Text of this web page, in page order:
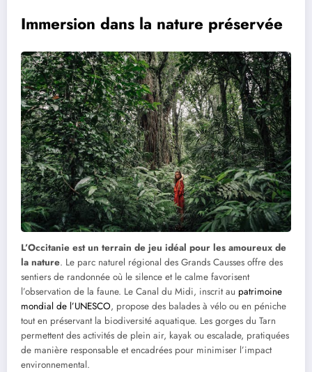
Immersion dans la nature préservée
L’Occitanie est un terrain de jeu idéal pour les amoureux de
la nature. Le parc naturel régional des Grands Causses offre des
sentiers de randonnée où le silence et le calme favorisent
l’observation de la faune. Le Canal du Midi, inscrit au patrimoine
mondial de l’UNESCO, propose des balades à vélo ou en péniche
tout en préservant la biodiversité aquatique. Les gorges du Tarn
permettent des activités de plein air, kayak ou escalade, pratiquées
de manière responsable et encadrées pour minimiser l’impact
environnemental.